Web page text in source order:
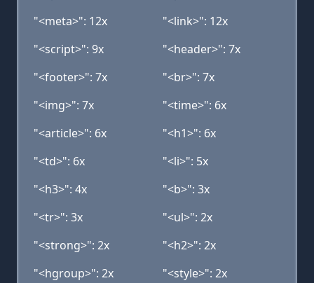
"<meta>": 12x
"<link>": 12x
"<script>": 9x
"<header>": 7x
"<footer>": 7x
"<br>": 7x
"<img>": 7x
"<time>": 6x
"<article>": 6x
"<h1>": 6x
"<td>": 6x
"<li>": 5x
"<h3>": 4x
"<b>": 3x
"<tr>": 3x
"<ul>": 2x
"<strong>": 2x
"<h2>": 2x
"<hgroup>": 2x
"<style>": 2x